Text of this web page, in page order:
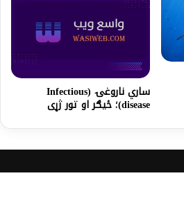
ساري ناروغۍ (Infectious
disease)؛ ځیګر او تور ژړی